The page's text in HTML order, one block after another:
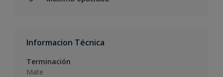
Informacion Técnica
Terminación
Mate